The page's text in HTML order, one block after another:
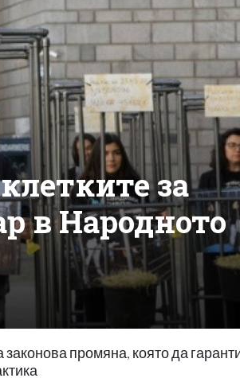
за
в Народното
законова промяна, която да